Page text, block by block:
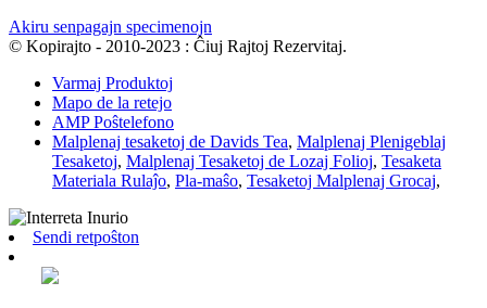
Akiru senpagajn specimenojn
© Kopirajto - 2010-2023 : Ĉiuj Rajtoj Rezervitaj.
Varmaj Produktoj
Mapo de la retejo
AMP Poŝtelefono
Malplenaj tesaketoj de Davids Tea, Malplenaj Plenigeblaj
Tesaketoj, Malplenaj Tesaketoj de Lozaj Folioj, Tesaketa
Materiala Rulaĵo, Pla-maŝo, Tesaketoj Malplenaj Grocaj,
Sendi retpoŝton